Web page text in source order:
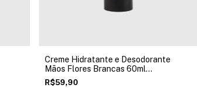
Creme Hidratante e Desodorante
Mãos Flores Brancas 60ml
Madressenza
R$59,90